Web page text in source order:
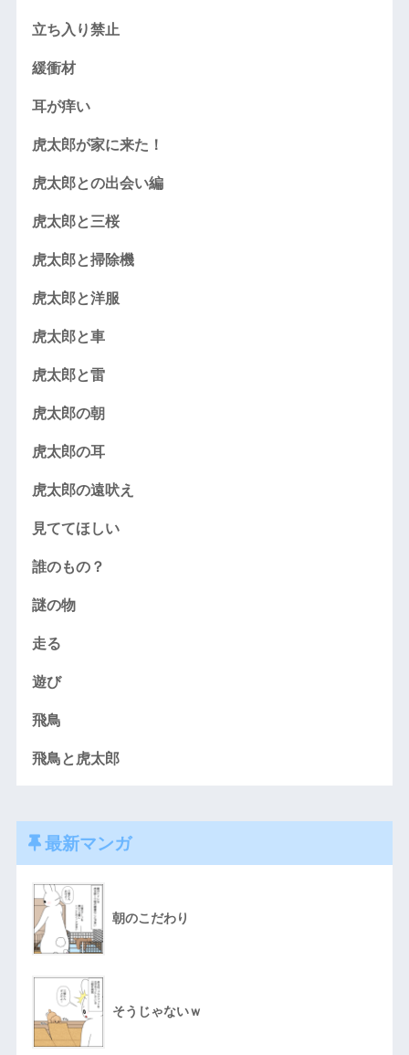
立ち入り禁止
緩衝材
耳が痒い
虎太郎が家に来た！
虎太郎との出会い編
虎太郎と三桜
虎太郎と掃除機
虎太郎と洋服
虎太郎と車
虎太郎と雷
虎太郎の朝
虎太郎の耳
虎太郎の遠吠え
見ててほしい
誰のもの？
謎の物
走る
遊び
飛鳥
飛鳥と虎太郎
最新マンガ
朝のこだわり
そうじゃないｗ